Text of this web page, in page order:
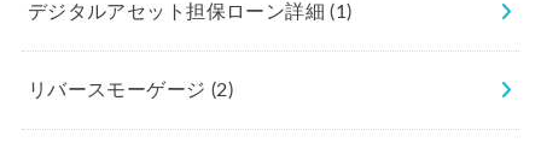
デジタルアセット担保ローン詳細(1)
リバースモーゲージ (2)